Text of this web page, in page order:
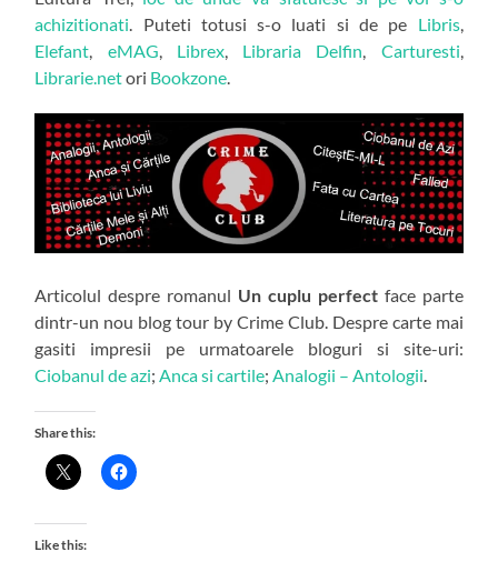
achizitionati . Puteti totusi s-o luati si de pe Libris,
Elefant
eMAG Librex, Libraria Delfin Carturesti
Librarie.netori Bookzone
Articolul despre romanul Un cuplu perfectface parte
dintr-un nou blog tour by Crime Club. Despre carte mai
gasiti impresii pe urmatoarele bloguri si site-uri:
Ciobanul de azi;Anca si cartile;Analogii – Antologii.
Share this:
Like this: